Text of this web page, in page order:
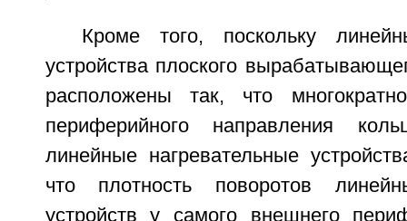
Кроме того, поскольку
устройства плоского
расположены так, что
периферийного направления
линейные нагревательные
что плотность поворотов
устройств у самого внешнего